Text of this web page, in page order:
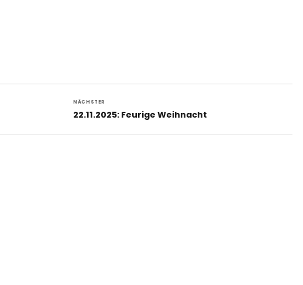
NÄCHSTER
Nächster
22.11.2025: Feurige Weihnacht